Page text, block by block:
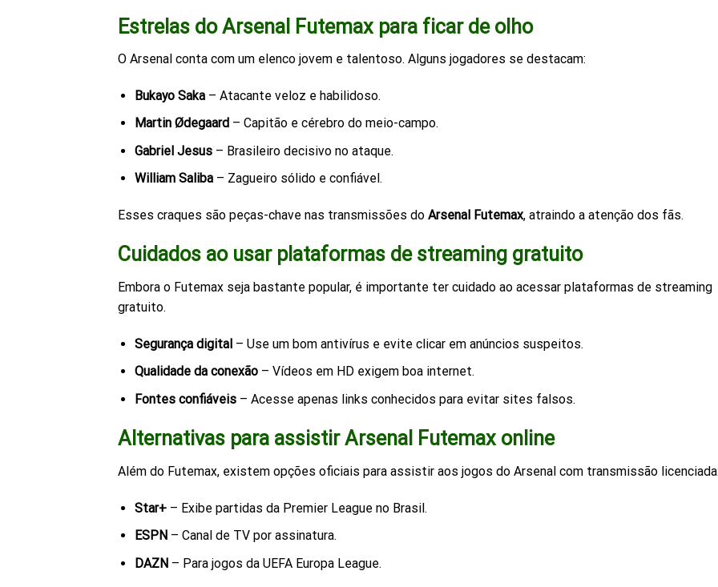
Estrelas do Arsenal Futemax para ficar de olho
O Arsenal conta com um elenco jovem e talentoso. Alguns jogadores se destacam:
Bukayo Saka– Atacante veloz e habilidoso.
Martin Ødegaard – Capitão e cérebro do meio-campo.
Gabriel Jesus– Brasileiro decisivo no ataque.
William Saliba– Zagueiro sólido e confiável.
Esses craques são peças-chave nas transmissões do Arsenal Futemax, atraindo a atenção dos fãs.
Cuidados ao usar plataformas de streaming gratuito
Embora o Futemax seja bastante popular, é importante ter cuidado ao acessar plataformas de streaming
gratuito.
Segurança digital– Use um bom antivírus e evite clicar em anúncios suspeitos.
Qualidade da conexão– Vídeos em HD exigem boa internet.
Fontes confiáveis– Acesse apenas links conhecidos para evitar sites falsos.
Alternativas para assistir Arsenal Futemax online
Além do Futemax, existem opções oficiais para assistir aos jogos do Arsenal com transmissão
Star+– Exibe partidas da Premier League no Brasil.
ESPN– Canal de TV por assinatura.
DAZN– Para jogos da UEFA Europa League.